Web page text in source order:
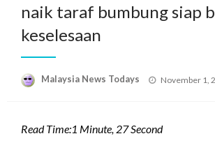
naik taraf bumbung siap
keselesaan
Malaysia News Todays
Posted
November 1,
Read Time:1 Minute, 27 Second